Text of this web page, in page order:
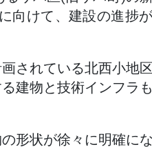
向けて、建設の進捗
されている北西小地
建物と技術インフラ
形状が徐々に明確に